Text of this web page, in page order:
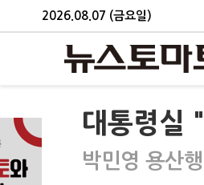
2026.08.07 (금요일)
대통령실
박민영 용산